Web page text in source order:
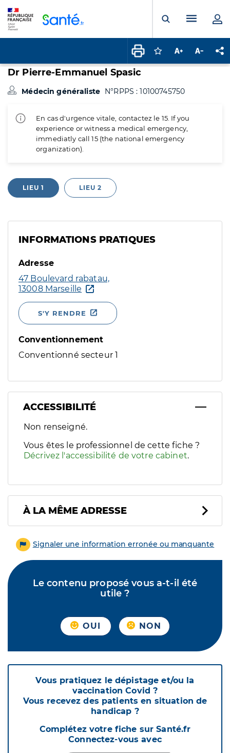
Ouvrir laMenu
Connectez-vous
Augmenter la
Dr Pierre-Emmanuel Spasic
Médecin généraliste N°RPPS : 10100745750
En cas d'urgence vitale, contactez le 15. If you
experience or witness a medical emergency,
immediatly call 15 (the national emergency
organization).
LIEU 1 LIEU 2
INFORMATIONS PRATIQUES
Adresse
47 Boulevard rabatau,
13008 Marseille
S'Y RENDRE
Conventionnement
Conventionné secteur 1
ACCESSIBILITÉ
Filtres
Sélectionnez un ou plusieurs handicaps/besoins
Non renseigné.
Vous êtes le professionnel de cette fiche ?
Décrivez l'accessibilité de votre cabinet.
À LA MÊME ADRESSE
Signaler une information erronée ou manquante
Le contenu proposé vous a-t-il été
utile ?
OUI NON
Vous pratiquez le dépistage et/ou la
vaccination Covid ?
Vous recevez des patients en situation de
handicap ?
Complétez votre fiche sur Santé.fr
Connectez-vous avec